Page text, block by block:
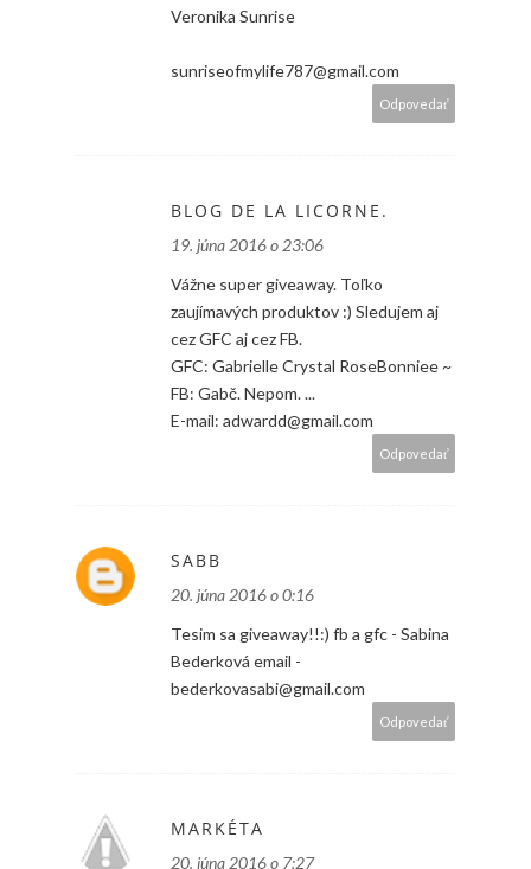
Veronika Sunrise
sunriseofmylife787@gmail.com
Odpovedať
BLOG DE LA LICORNE.
19. júna 2016 o 23:06
Vážne super giveaway. Toľko
zaujímavých produktov :) Sledujem aj
cez GFC aj cez FB.
GFC: Gabrielle Crystal RoseBonniee ~
FB: Gabč. Nepom. ...
E-mail: adwardd@gmail.com
Odpovedať
SABB
20. júna 2016 o 0:16
Tesim sa giveaway!!:) fb a gfc - Sabina
Bederková email -
bederkovasabi@gmail.com
Odpovedať
MARKÉTA
20. júna 2016 o 7:27